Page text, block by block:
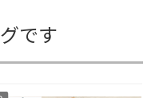
です